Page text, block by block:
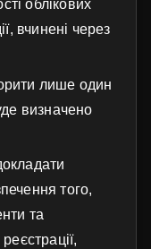
облікових
вчинені через
лише один
визначено
того,
та